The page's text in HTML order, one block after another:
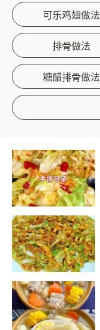
可乐鸡翅做法
排骨做法
糖醋排骨做法